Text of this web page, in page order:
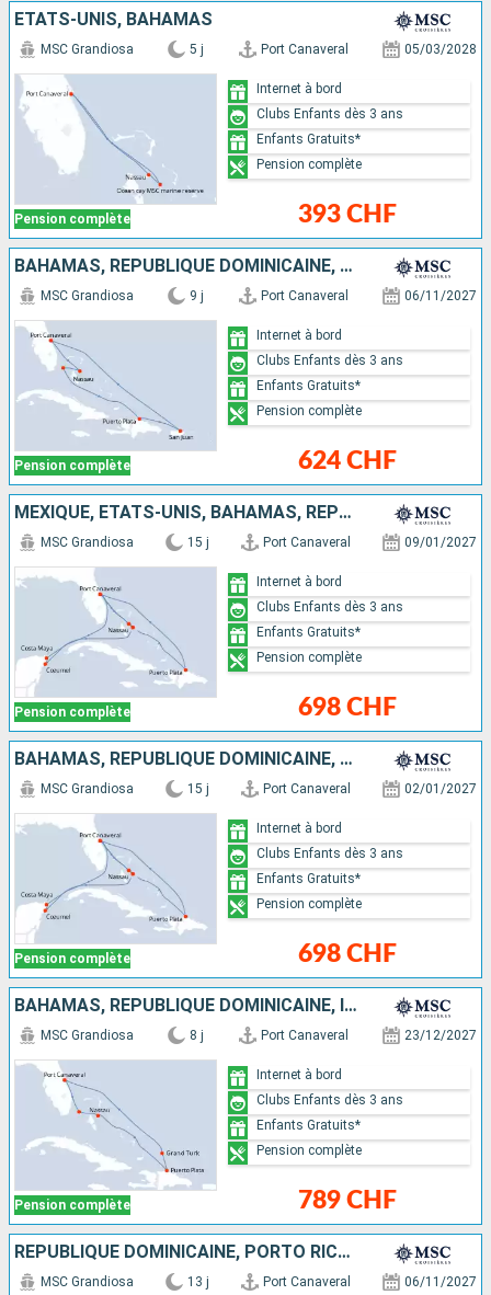
ÉTATS-UNIS, BAHAMAS
Pension complète
MSC Grandiosa 5 j Port Canaveral 05/03/2028
393 CHF
Internet à bord
Clubs Enfants dès 3 ans
Enfants Gratuits*
Pension complète
BAHAMAS, RÉPUBLIQUE DOMINICAINE, PORTO RICO, ÉTATS-UNIS
Pension complète
MSC Grandiosa 9 j Port Canaveral 06/11/2027
624 CHF
Internet à bord
Clubs Enfants dès 3 ans
Enfants Gratuits*
Pension complète
MEXIQUE, ÉTATS-UNIS, BAHAMAS, RÉPUBLIQUE DOMINICAINE
Pension complète
MSC Grandiosa 15 j Port Canaveral 09/01/2027
698 CHF
Internet à bord
Clubs Enfants dès 3 ans
Enfants Gratuits*
Pension complète
BAHAMAS, RÉPUBLIQUE DOMINICAINE, MEXIQUE, ÉTATS-UNIS
Pension complète
MSC Grandiosa 15 j Port Canaveral 02/01/2027
698 CHF
Internet à bord
Clubs Enfants dès 3 ans
Enfants Gratuits*
Pension complète
BAHAMAS, RÉPUBLIQUE DOMINICAINE, ÎLES TURQUES-ET-CAÏQUES, ÉTATS-UNIS
Pension complète
MSC Grandiosa 8 j Port Canaveral 23/12/2027
789 CHF
Internet à bord
Clubs Enfants dès 3 ans
Enfants Gratuits*
Pension complète
RÉPUBLIQUE DOMINICAINE, PORTO RICO, ÉTATS-UNIS, BAHAMAS
MSC Grandiosa 13 j Port Canaveral 06/11/2027